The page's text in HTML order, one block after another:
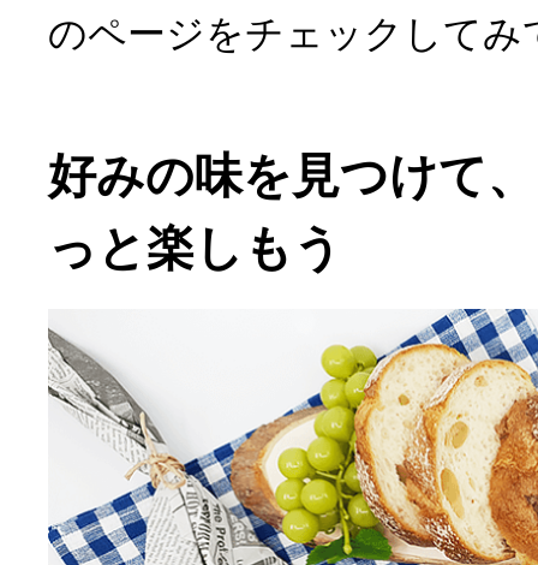
のページをチェックしてみ
好みの味を見つけて
っと楽しもう